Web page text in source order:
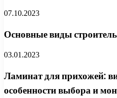
07.10.2023
Основные виды
03.01.2023
Ламинат для прихожей:
особенности выбора и